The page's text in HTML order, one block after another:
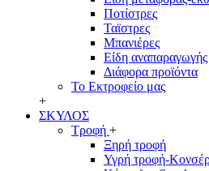
Ποτίστρες
Ταϊστρες
Μπανιέρες
Είδη αναπαραγωγής
Διάφορα προϊόντα
Το Εκτροφείο μας
+
ΣΚΥΛΟΣ
Τροφή +
Ξηρή τροφή
Υγρή τροφή-